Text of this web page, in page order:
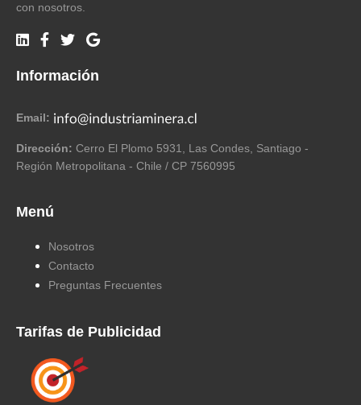
con nosotros.
Información
Email:
Dirección: Cerro El Plomo 5931, Las Condes, Santiago -
Región Metropolitana - Chile / CP 7560995
Menú
Nosotros
Contacto
Preguntas Frecuentes
Tarifas de Publicidad